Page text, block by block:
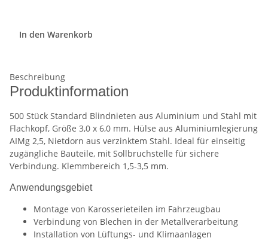
In den Warenkorb
Beschreibung
Produktinformation
500 Stück Standard Blindnieten aus Aluminium und Stahl mit
Flachkopf, Größe 3,0 x 6,0 mm. Hülse aus Aluminiumlegierung
AIMg 2,5, Nietdorn aus verzinktem Stahl. Ideal für einseitig
zugängliche Bauteile, mit Sollbruchstelle für sichere
Verbindung. Klemmbereich 1,5-3,5 mm.
Anwendungsgebiet
Montage von Karosserieteilen im Fahrzeugbau
Verbindung von Blechen in der Metallverarbeitung
Installation von Lüftungs- und Klimaanlagen